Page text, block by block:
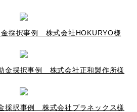
金採択事例 株式会社HOKURYO様
金採択事例 株式会社正和製作所様
採択事例 株式会社プラネックス様